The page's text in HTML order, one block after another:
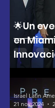
🌟Un
en
Israel Latin
21 nov 2024